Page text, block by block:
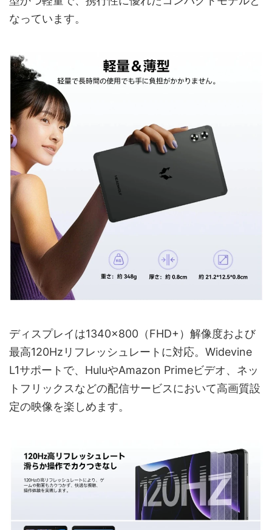
なっています。
ディスプレイは1340×800（FHD+）解像度および
最高120Hzリフレッシュレートに対応。Widevine
L1サポートで、HuluやAmazon Primeビデオ、ネッ
トフリックスなどの配信サービスにおいて高画質設
定の映像を楽しめます。